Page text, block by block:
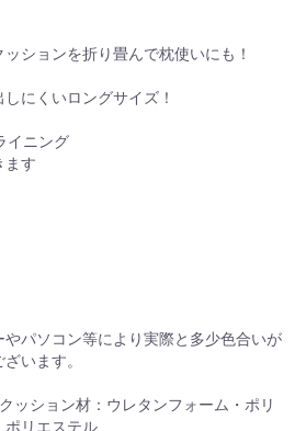
ションを折り畳んで枕使いにも！
にくいロングサイズ！
イニング
ます
パソコン等により実際と多少色合いが
います。
ッション材：ウレタンフォーム・ポリ
ポリエステル